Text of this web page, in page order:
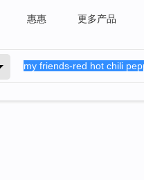
惠惠 更多产品